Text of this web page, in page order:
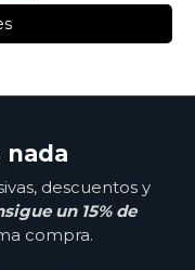
nada
descuentos y
un 15% de
compra.